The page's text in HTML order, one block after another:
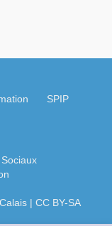
SPIP
| CC BY-SA